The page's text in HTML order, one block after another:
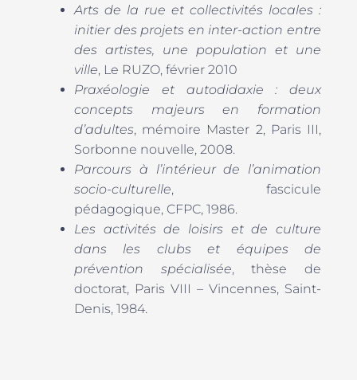
Arts de la rue et collectivités locales :
initier des projets en inter-action entre
des artistes, une population et une
ville, Le RUZO, février 2010
Praxéologie et autodidaxie : deux
concepts majeurs en formation
d’adultes, mémoire Master 2, Paris III,
Sorbonne nouvelle, 2008.
Parcours à l’intérieur de l’animation
socio-culturelle, fascicule
pédagogique, CFPC, 1986.
Les activités de loisirs et de culture
dans les clubs et équipes de
prévention spécialisée, thèse de
doctorat, Paris VIII – Vincennes, Saint-
Denis, 1984.